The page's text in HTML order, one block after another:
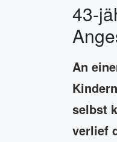
43-
An
selbst
verlief